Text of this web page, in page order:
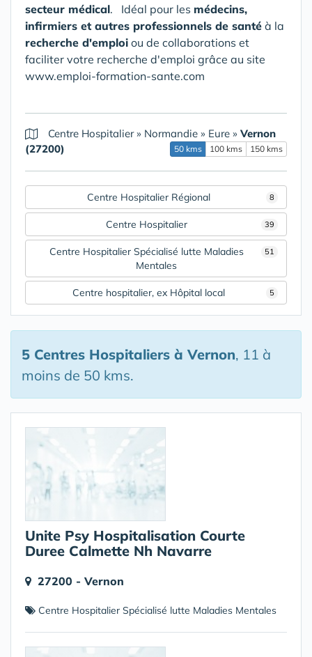
secteur médical. Idéal pour les médecins,
infirmiers et autres professionnels de santé à la
recherche d'emploi ou de collaborations et
faciliter votre recherche d'emploi grâce au site
www.emploi-formation-sante.com
Centre Hospitalier» Normandie » Eure » Vernon
(27200)
50 kms 100 kms 150 kms
8
Centre Hospitalier Régional
39
Centre Hospitalier
51
Centre Hospitalier Spécialisé lutte Maladies
Mentales
5
Centre hospitalier, ex Hôpital local
5 Centres Hospitaliers à Vernon, 11 à
moins de 50 kms.
Unite Psy Hospitalisation Courte
Duree Calmette Nh Navarre
27200 - Vernon
Centre Hospitalier Spécialisé lutte Maladies Mentales